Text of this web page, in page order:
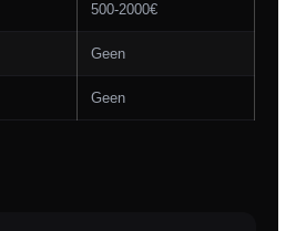
500-2000€
Geen
Geen